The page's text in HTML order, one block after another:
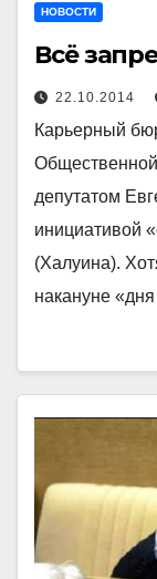
НОВОСТИ
Всё
22.10.2014
Карьерный
депутатом
инициативой
(Халуина).
накануне